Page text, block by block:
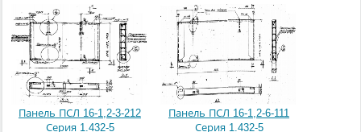
Панель ПСЛ 16-1,2-3-212
Серия 1.432-5
Панель ПСЛ 16-1,2-6-111
Серия 1.432-5